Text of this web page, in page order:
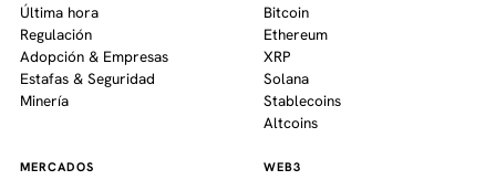
Última hora
Regulación
Adopción & Empresas
Estafas & Seguridad
Minería
Bitcoin
Ethereum
XRP
Solana
Stablecoins
Altcoins
MERCADOS WEB3